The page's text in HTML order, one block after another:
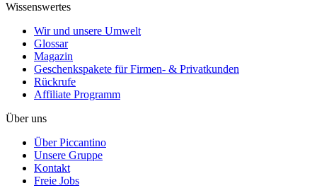
Wissenswertes
Wir und unsere Umwelt
Glossar
Magazin
Geschenkspakete für Firmen- & Privatkunden
Rückrufe
Affiliate Programm
Über uns
Über Piccantino
Unsere Gruppe
Kontakt
Freie Jobs